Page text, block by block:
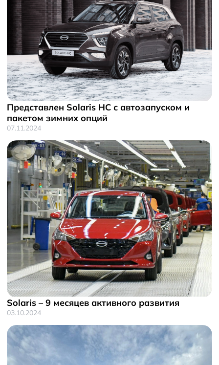
Представлен Solaris HC с автозапуском и
пакетом зимних опций
07.11.2024
Solaris – 9 месяцев активного развития
03.10.2024